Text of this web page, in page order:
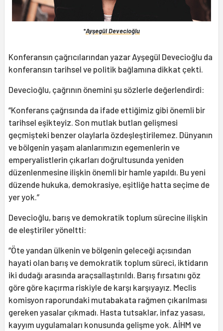
*Ayşegül Devecioğlu
Konferansın çağrıcılarından yazar Ayşegül Devecioğlu da
konferansın tarihsel ve politik bağlamına dikkat çekti.
Devecioğlu, çağrının önemini şu sözlerle değerlendirdi:
“Konferans çağrısında da ifade ettiğimiz gibi önemli bir
tarihsel eşikteyiz. Son mutlak butlan gelişmesi
geçmişteki benzer olaylarla özdeşleştirilemez. Dünyanın
ve bölgenin yaşam alanlarımızın egemenlerin ve
emperyalistlerin çıkarları doğrultusunda yeniden
düzenlenmesine ilişkin önemli bir hamle yapıldı. Bu yeni
düzende hukuka, demokrasiye, eşitliğe hatta seçime de
yer yok.”
Devecioğlu, barış ve demokratik toplum sürecine ilişkin
de eleştiriler yöneltti:
“Öte yandan ülkenin ve bölgenin geleceği açısından
hayati olan barış ve demokratik toplum süreci, iktidarın
iki dudağı arasında araçsallaştırıldı. Barış fırsatını göz
göre göre kaçırma riskiyle de karşı karşıyayız. Meclis
komisyon raporundaki mutabakata rağmen çıkarılması
gereken yasalar çıkmadı. Hasta tutsaklar, infaz yasası,
kayyım uygulamaları konusunda gelişme yok. AİHM ve